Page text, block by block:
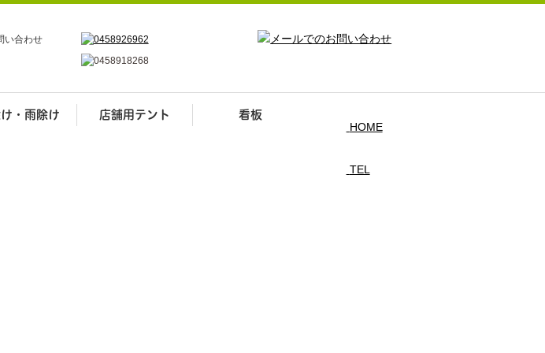
・雨除け 店舗用テント 看板
HOME
TEL